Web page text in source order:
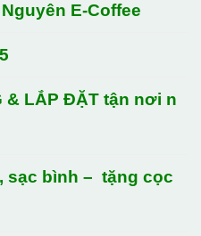
E-Coffee
& LẮP ĐẶT tận nơi n
sạc bình – tặng cọc